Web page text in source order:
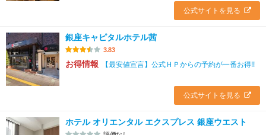
公式サイトを見る
銀座キャピタルホテル茜
3.83
お得情報 【最安値宣言】公式ＨＰからの予約が一番お得!!
公式サイトを見る
ホテル オリエンタル エクスプレス 銀座ウエスト